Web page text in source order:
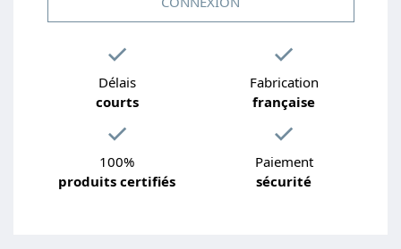
Délais
courts
Fabrication
française
100%
produits certifiés
Paiement
sécurité